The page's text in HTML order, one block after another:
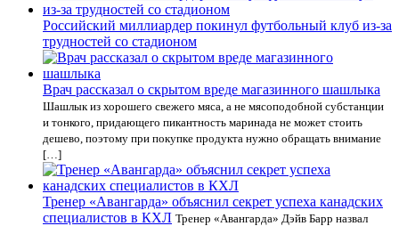
Российский миллиардер покинул футбольный клуб из-за
трудностей со стадионом
Врач рассказал о скрытом вреде магазинного шашлыка
Шашлык из хорошего свежего мяса, а не мясоподобной субстанции
и тонкого, придающего пикантность маринада не может стоить
дешево, поэтому при покупке продукта нужно обращать внимание
[…]
Тренер «Авангарда» объяснил секрет успеха канадских
специалистов в КХЛ Тренер «Авангарда» Дэйв Барр назвал